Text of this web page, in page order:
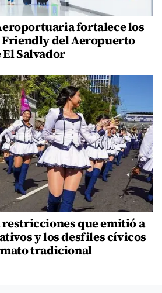
fortalece los
del Aeropuerto
Salvador
que emitió a
y los desfiles cívicos
tradicional